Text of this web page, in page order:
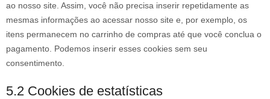
ao nosso site. Assim, você não precisa inserir repetidamente as
mesmas informações ao acessar nosso site e, por exemplo, os
itens permanecem no carrinho de compras até que você conclua o
pagamento. Podemos inserir esses cookies sem seu
consentimento.
5.2 Cookies de estatísticas